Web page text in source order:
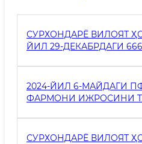
СУРХОНДАРЁ ВИЛОЯТ
ЙИЛ 29-ДЕКАБРДАГИ
2024-ЙИЛ 6-МАЙДАГИ
ФАРМОНИ ИЖРОСИНИ
СУРХОНДАРЁ ВИЛОЯТ